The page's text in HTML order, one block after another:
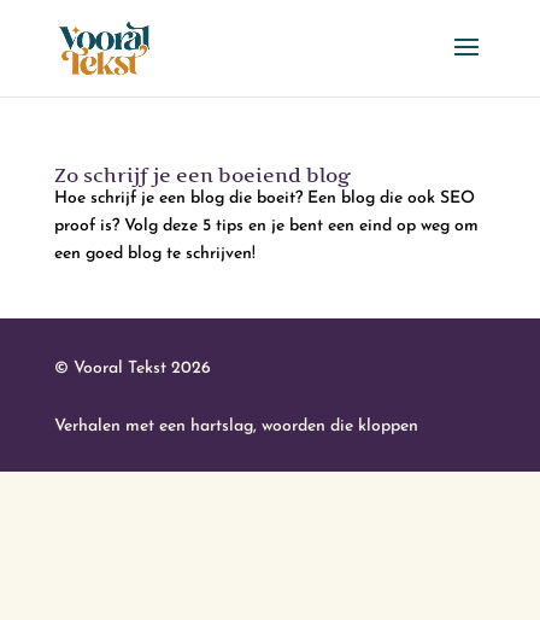
Zo schrijf je een boeiend blog
Hoe schrijf je een blog die boeit? Een blog die ook SEO
proof is? Volg deze 5 tips en je bent een eind op weg om
een goed blog te schrijven!
© Vooral Tekst 2026
Verhalen met een hartslag, woorden die kloppen